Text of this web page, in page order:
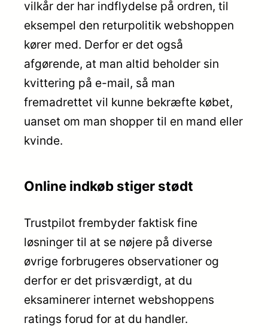
vilkår der har indflydelse på ordren, til
eksempel den returpolitik webshoppen
kører med. Derfor er det også
afgørende, at man altid beholder sin
kvittering på e-mail, så man
fremadrettet vil kunne bekræfte købet,
uanset om man shopper til en mand eller
kvinde.
Online indkøb stiger stødt
Trustpilot frembyder faktisk fine
løsninger til at se nøjere på diverse
øvrige forbrugeres observationer og
derfor er det prisværdigt, at du
eksaminerer internet webshoppens
ratings forud for at du handler.